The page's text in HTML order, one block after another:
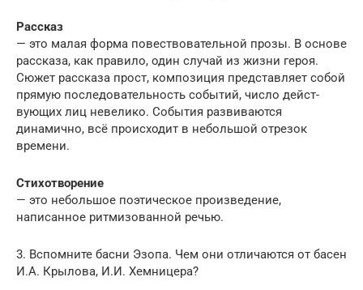
Рассказ
— это малая форма повествовательной прозы. В основе
рассказа, как правило, один случай из жизни ге­роя.
Сюжет рассказа прост, композиция представляет со­бой
прямую последовательность событий, число дейст­
вующих лиц невелико. События развиваются
динамично, всё происходит в небольшой отрезок
времени.
Стихотворение
— это небольшое поэтическое произве­дение,
написанное ритмизованной речью.
3. Вспомните басни Эзопа. Чем они отличаются от басен
И.А. Крылова, И.И. Хемницера?